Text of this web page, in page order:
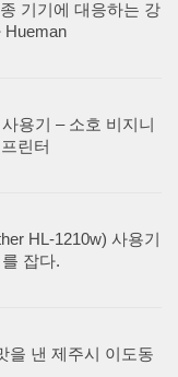
기기에 대응하는 강
Hueman
용기 – 소호 비지니
린터
HL-1210w) 사용기
잡다.
을 낸 제주시 이도동